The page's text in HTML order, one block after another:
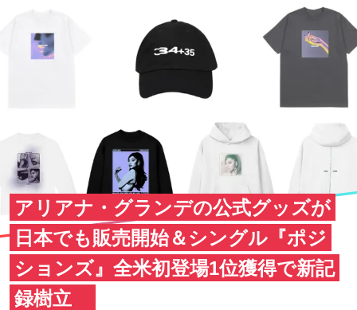
アリアナ・グランデの公式グッズが
日本でも販売開始＆シングル『ポジ
ションズ』全米初登場1位獲得で新記
録樹立